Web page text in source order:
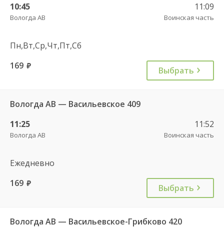
10:45
Вологда АВ
11:09
Воинская часть
Пн,Вт,Ср,Чт,Пт,Сб
169 руб. Выбрать
Вологда АВ — Васильевское 409
11:25
Вологда АВ
11:52
Воинская часть
Ежедневно
169 руб. Выбрать
Вологда АВ — Васильевское-Грибково 420